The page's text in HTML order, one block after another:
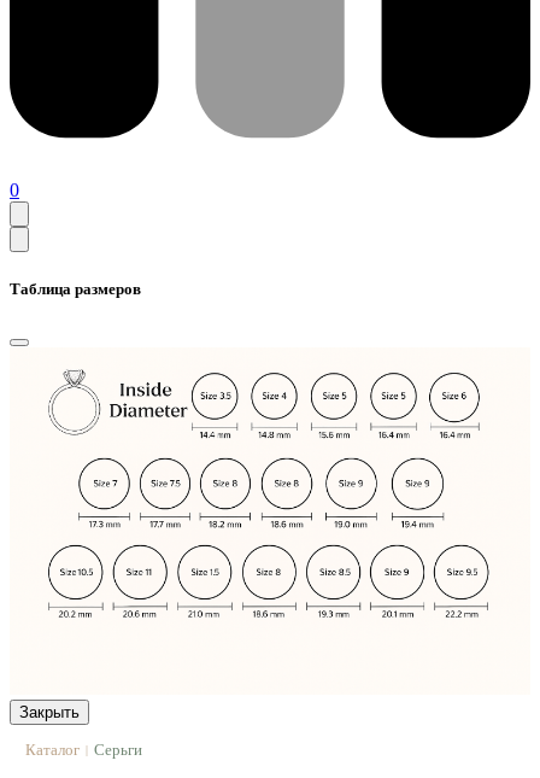
0
Таблица размеров
Закрыть
Каталог | Серьги